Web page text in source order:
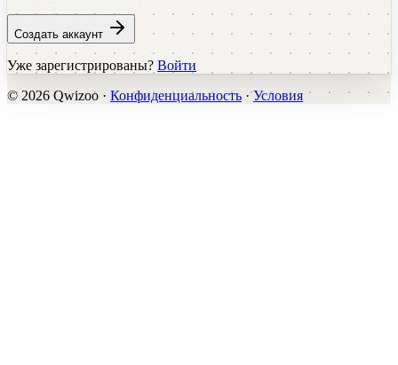
Создать аккаунт
Уже зарегистрированы? Войти
© 2026 Qwizoo · Конфиденциальность ·Условия